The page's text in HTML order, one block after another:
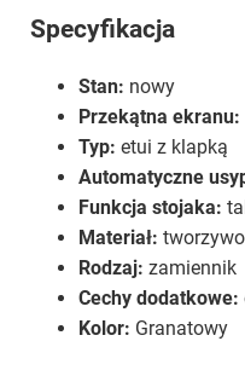
Specyfikacja
Stan: nowy
Przekątna ekranu:
Typ: etui z klapką
Automatyczne
Funkcja stojaka:
Materiał:
Rodzaj: zamiennik
Cechy dodatkowe:
Kolor: Granatowy